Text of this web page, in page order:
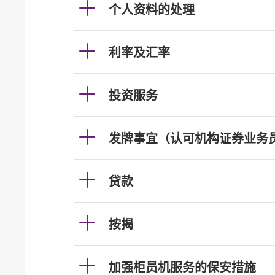
个人资料的处理
利率及汇率
投资服务
发牌事宜（认可机构证券业务
贷款
按揭
加强柜员机服务的保安措施